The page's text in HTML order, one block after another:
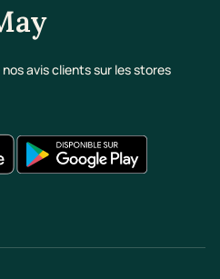
avis clients sur les stores